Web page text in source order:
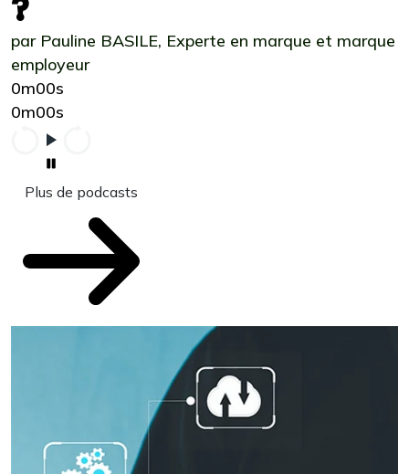
par Pauline BASILE, Experte en marque et marque
employeur
0m00s
0m00s
Plus de podcasts